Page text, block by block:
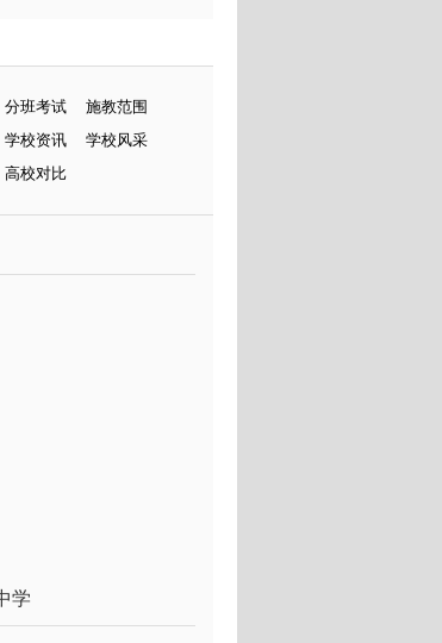
分班考试
施教范围
学校资讯
学校风采
高校对比
学